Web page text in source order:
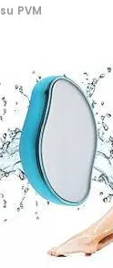
su PVM